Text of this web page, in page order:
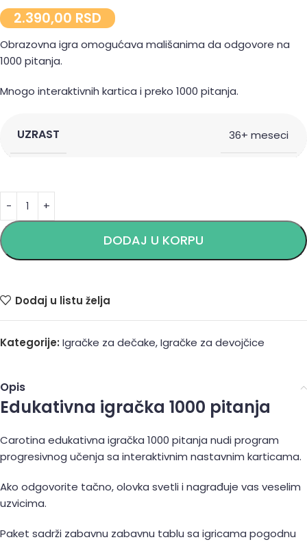
2.390,00 RSD
Obrazovna igra omogućava mališanima da odgovore na
1000 pitanja.
Mnogo interaktivnih kartica i preko 1000 pitanja.
UZRAST 36+ meseci
DODAJ U KORPU
Alternative:
Dodaj u listu želja
Kategorije: Igračke za dečake,Igračke za devojčice
Opis
Edukativna igračka 1000 pitanja
Carotina edukativna igračka 1000 pitanja nudi program
progresivnog učenja sa interaktivnim nastavnim karticama.
Ako odgovorite tačno, olovka svetli i nagrađuje vas veselim
uzvicima.
Paket sadrži zabavnu zabavnu tablu sa igricama pogodnu